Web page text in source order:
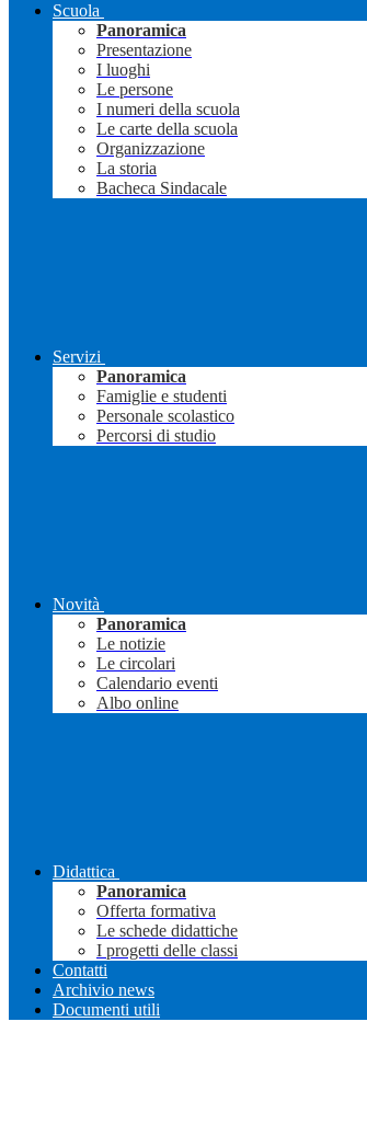
Scuola
Panoramica
Presentazione
I luoghi
Le persone
I numeri della scuola
Le carte della scuola
Organizzazione
La storia
Bacheca Sindacale
Servizi
Panoramica
Famiglie e studenti
Personale scolastico
Percorsi di studio
Novità
Panoramica
Le notizie
Le circolari
Calendario eventi
Albo online
Didattica
Panoramica
Offerta formativa
Le schede didattiche
I progetti delle classi
Contatti
Archivio news
Documenti utili